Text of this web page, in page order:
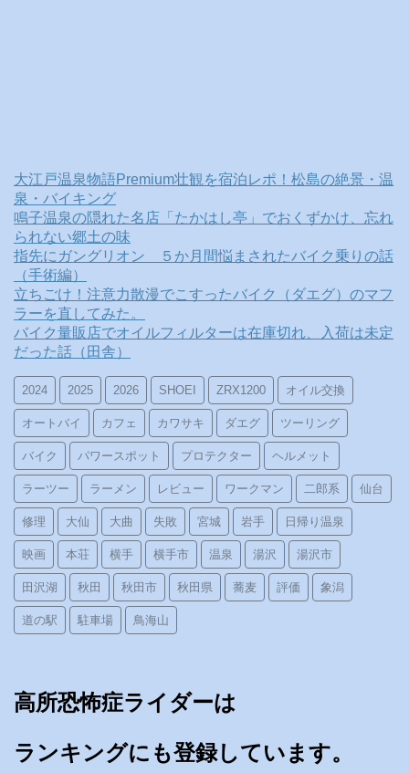
大江戸温泉物語Premium壮観を宿泊レポ！松島の絶景・温
泉・バイキング
鳴子温泉の隠れた名店「たかはし亭」でおくずかけ、忘れ
られない郷土の味
指先にガングリオン ５か月間悩まされたバイク乗りの話
（手術編）
立ちごけ！注意力散漫でこすったバイク（ダエグ）のマフ
ラーを直してみた。
バイク量販店でオイルフィルターは在庫切れ、入荷は未定
だった話（田舎）
2024 2025 2026 SHOEI ZRX1200 オイル交換
オートバイ カフェ カワサキ ダエグ ツーリング
バイク パワースポット プロテクター ヘルメット
ラーツー ラーメン レビュー ワークマン 二郎系 仙台
修理 大仙 大曲 失敗 宮城 岩手 日帰り温泉
映画 本荘 横手 横手市 温泉 湯沢 湯沢市
田沢湖 秋田 秋田市 秋田県 蕎麦 評価 象潟
道の駅 駐車場 鳥海山
高所恐怖症ライダーは
ランキングにも登録しています。